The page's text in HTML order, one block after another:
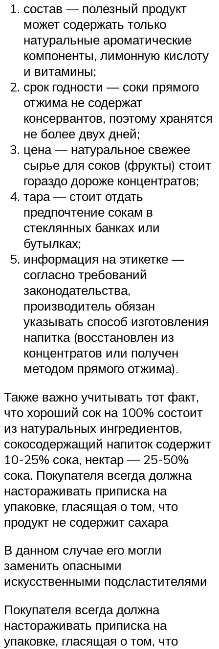
состав — полезный продукт
может содержать только
натуральные ароматические
компоненты, лимонную кислоту
и витамины;
срок годности — соки прямого
отжима не содержат
консервантов, поэтому хранятся
не более двух дней;
цена — натуральное свежее
сырье для соков (фрукты) стоит
гораздо дороже концентратов;
тара — стоит отдать
предпочтение сокам в
стеклянных банках или
бутылках;
информация на этикетке —
согласно требований
законодательства,
производитель обязан
указывать способ изготовления
напитка (восстановлен из
концентратов или получен
методом прямого отжима).
Также важно учитывать тот факт,
что хороший сок на 100% состоит
из натуральных ингредиентов,
сокосодержащий напиток содержит
10-25% сока, нектар — 25-50%
сока. Покупателя всегда должна
настораживать приписка на
упаковке, гласящая о том, что
продукт не содержит сахара
В данном случае его могли
заменить опасными
искусственными подсластителями
Покупателя всегда должна
настораживать приписка на
упаковке, гласящая о том, что